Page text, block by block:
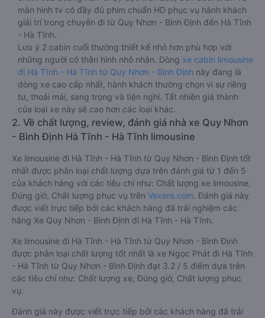
màn hình tv có đầy đủ phim chuẩn HD phục vụ hành khách
giải trí trong chuyến đi từ Quy Nhơn - Bình Định đến Hà Tĩnh
- Hà Tĩnh.
Lưu ý 2 cabin cuối thường thiết kế nhỏ hơn phù hợp với
những người có thân hình nhỏ nhắn. Dòng xe cabin limousine
đi Hà Tĩnh - Hà Tĩnh từ Quy Nhơn - Bình Định này đang là
dòng xe cao cấp nhất, hành khách thường chọn vì sự riêng
tư, thoải mái, sang trọng và tiện nghi. Tất nhiên giá thành
của loại xe này sẽ cao hơn các loại khác.
2. Về chất lượng, review, đánh giá nhà xe Quy Nhơn
- Bình Định Hà Tĩnh - Hà Tĩnh limousine
Xe limousine đi Hà Tĩnh - Hà Tĩnh từ Quy Nhơn - Bình Định tốt
nhất được phân loại chất lượng dựa trên đánh giá từ 1 đến 5
của khách hàng với các tiêu chí như: Chất lượng xe limousine,
Đúng giờ, Chất lượng phục vụ trên Vexere.com. Đánh giá này
được viết trực tiếp bởi các khách hàng đã trải nghiệm các
hãng Xe Quy Nhơn - Bình Định đi Hà Tĩnh - Hà Tĩnh.
Xe limousine đi Hà Tĩnh - Hà Tĩnh từ Quy Nhơn - Bình Định
được phân loại chất lượng tốt nhất là xe Ngọc Phát đi Hà Tĩnh
- Hà Tĩnh từ Quy Nhơn - Bình Định đạt 3.2 / 5 điểm dựa trên
các tiêu chí như: Chất lượng xe, Đúng giờ, Chất lượng phục
vụ.
Đánh giá này được viết trực tiếp bởi các khách hàng đã trải